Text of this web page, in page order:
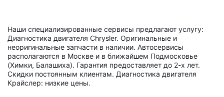
Наши специализированные сервисы предлагают услугу:
Диагностика двигателя Chrysler. Оригинальные и
неоригинальные запчасти в наличии. Автосервисы
располагаются в Москве и в ближайшем Подмосковье
(Химки, Балашиха). Гарантия предоставляет до 2-х лет.
Скидки постоянным клиентам. Диагностика двигателя
Крайслер: низкие цены.